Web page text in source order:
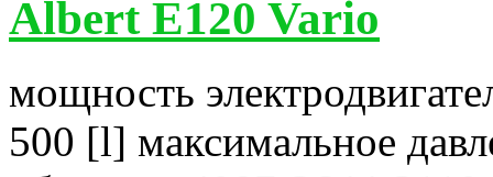
Albert E120 Vario
мощность
500 [l] максимальное